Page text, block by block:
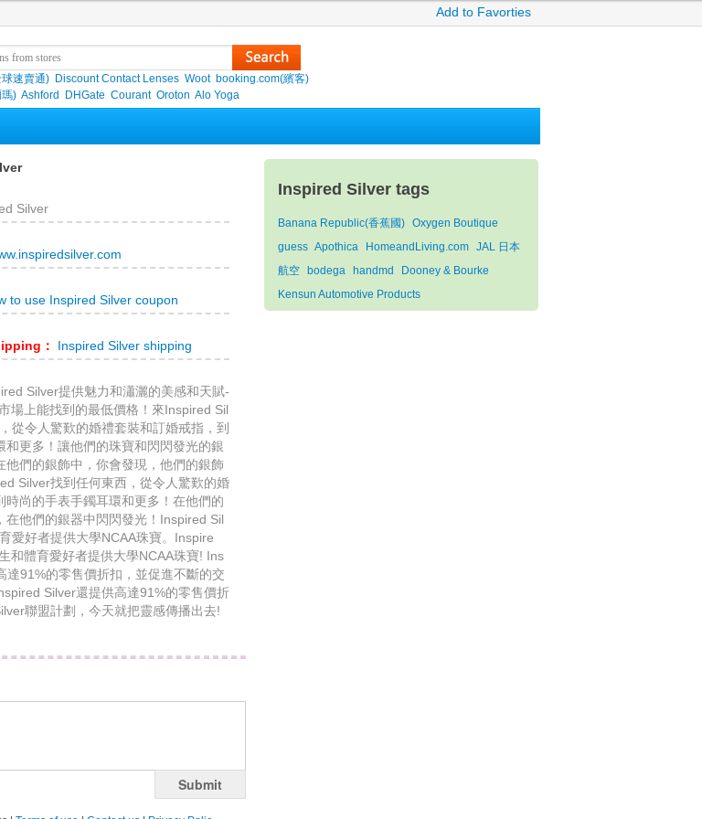
Add to Favorties
速賣通) Discount Contact Lenses Woot booking.com(繽客)
) Ashford DHGate Courant Oroton Alo Yoga
Silver
to use Inspired Silver coupon
： Inspired Silver shipping
Silver提供魅力和瀟灑的美感和天賦-
場上能找到的最低價格！來Inspired Sil
從令人驚歎的婚禮套裝和訂婚戒指，到
和更多！讓他們的珠寶和閃閃發光的銀
他們的銀飾中，你會發現，他們的銀飾
Silver找到任何東西，從令人驚歎的婚
時尚的手表手鐲耳環和更多！在他們的
在他們的銀器中閃閃發光！Inspired Sil
愛好者提供大學NCAA珠寶。Inspire
和體育愛好者提供大學NCAA珠寶! Ins
達91%的零售價折扣，並促進不斷的交
Silver還提供高達91%的零售價折
聯盟計劃，今天就把靈感傳播出去!
Submit
Inspired Silver tags
Banana Republic(香蕉國) Oxygen Boutique
guess Apothica HomeandLiving.com JAL 日本
航空
bodega handmd
Dooney & Bourke
Kensun Automotive Products